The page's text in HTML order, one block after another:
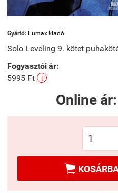
Gyártó: Fumax kiadó
Solo Leveling 9. kötet
Fogyasztói ár:
5995 Ft
i
Online ár:
